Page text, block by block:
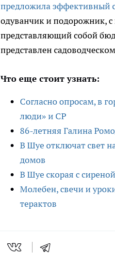
предложила эффективный
одуванчик и подорожник,
представляющий собой
представлен
Что еще стоит узнать:
Согласно опросам, в
люди» и СР
86-летняя Галина
В Шуе отключат свет
домов
В Шуе скорая с
Молебен, свечи и
терактов